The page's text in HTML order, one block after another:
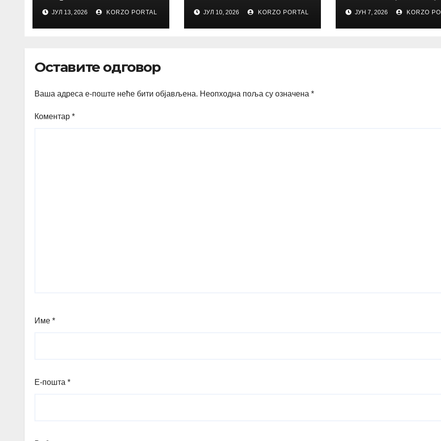
Sadu
ЈУЛ 13, 2026 KORZO PORTAL
Trtovac / Ja volim i
umetnost drugih
ЈУЛ 10, 2026 KORZO PORTAL
majolike do
kamenine
ЈУН 7, 2026 KORZO
Оставите одговор
Ваша адреса е-поште неће бити објављена. Неопходна поља су означена *
Коментар *
Име *
Е-пошта *